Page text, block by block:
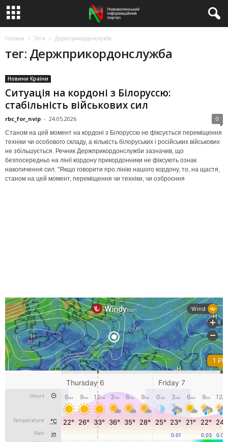
Головна Теги Держприкордонслужба
тег: Держприкордонслужба
Новини Країни
Ситуація на кордоні з Білоруссю:
стабільність військових сил
rbc_for_nvip - 24.05.2026 0
Станом на цей момент на кордоні з Білоруссю не фіксується переміщення
техніки чи особового складу, а кількість білоруських і російських військових
не збільшується. Речник Держприкордонслужби зазначив, що
безпосередньо на лінії кордону прикордонники не фіксують ознак
накопичення сил. "Якщо говорити про лінію нашого кордону, то, на щастя,
станом на цей момент, переміщення чи техніки, чи озброєння